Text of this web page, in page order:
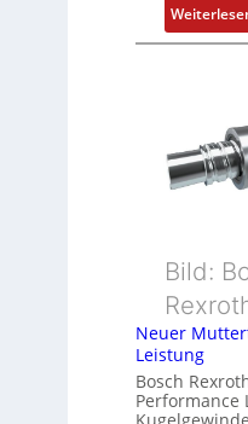
Bild:
Neuer
Leistung
Bosch
Performance